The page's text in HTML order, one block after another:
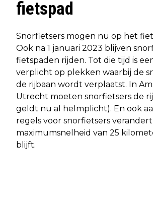
fietspad
Snorfietsers mogen nu op het
Ook na 1 januari 2023 blijven
fietspaden rijden. Tot die tijd is
verplicht op plekken waarbij de
de rijbaan wordt verplaatst. In
Utrecht moeten snorfietsers de
geldt nu al helmplicht). En ook
regels voor snorfietsers
maximumsnelheid van 25
blijft.